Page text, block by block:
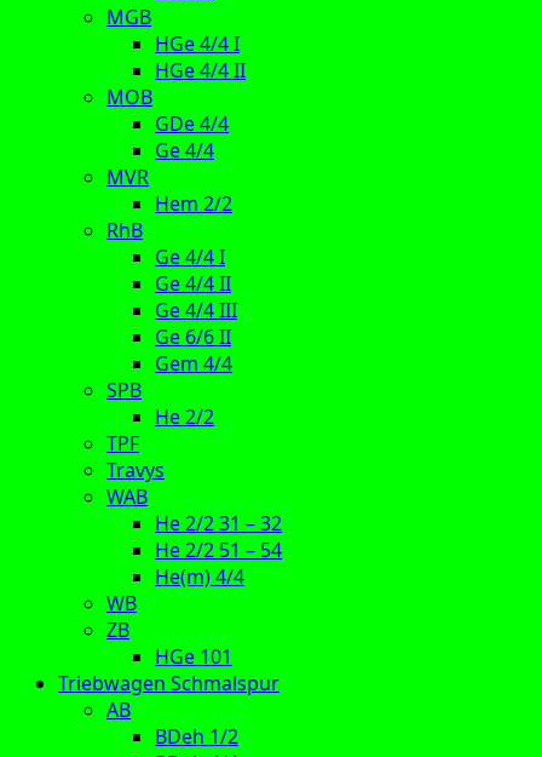
MGB
HGe 4/4 I
HGe 4/4 II
MOB
GDe 4/4
Ge 4/4
MVR
Hem 2/2
RhB
Ge 4/4 I
Ge 4/4 II
Ge 4/4 III
Ge 6/6 II
Gem 4/4
SPB
He 2/2
TPF
Travys
WAB
He 2/2 31 – 32
He 2/2 51 – 54
He(m) 4/4
WB
ZB
HGe 101
Triebwagen Schmalspur
AB
BDeh 1/2